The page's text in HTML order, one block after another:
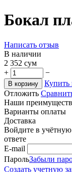
Бокал
Написать отзыв
В наличии
2 352 сум
+
−
В корзину
Купить
Отложить
Наши
Варианты оплаты
Доставка
Войдите в
ответе
E-mail
ПарольЗабыли
Создать учетную